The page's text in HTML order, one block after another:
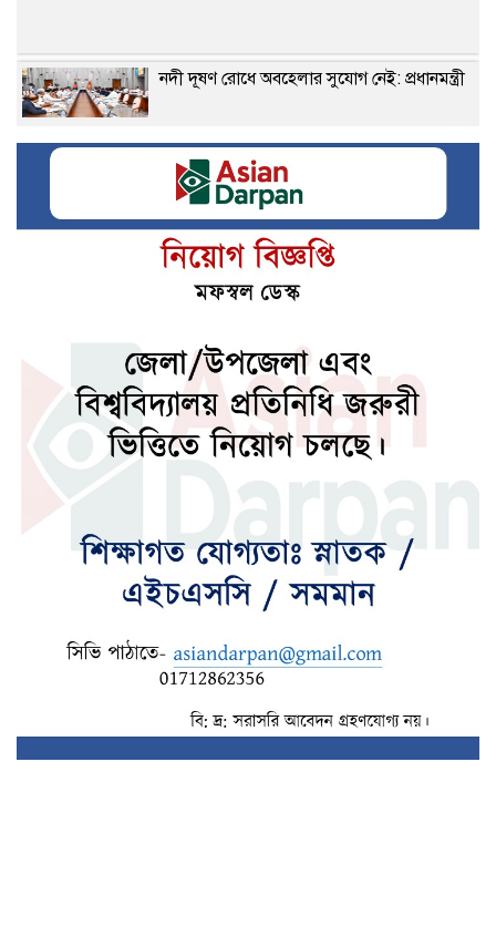
নদী দূষণ রোধে অবহেলার সুযোগ নেই: প্রধানমন্ত্রী
সঠিক বীমাদাবি পরিশোধই কর্ণফুলী ইন্স্যুরেন্সের
মূল চালিকাশক্তি
টানা বাড়ানো হচ্ছে সোনার দাম
লালবাগ কেল্লা পরিদর্শন করেছেন মার্কিন নৌ
কমান্ডার
পলাতক আসামিকে দিয়ে রাজনীতি করছে ভারত:
৪ বিভাগে মুষলধারে বৃষ্টির আভাস